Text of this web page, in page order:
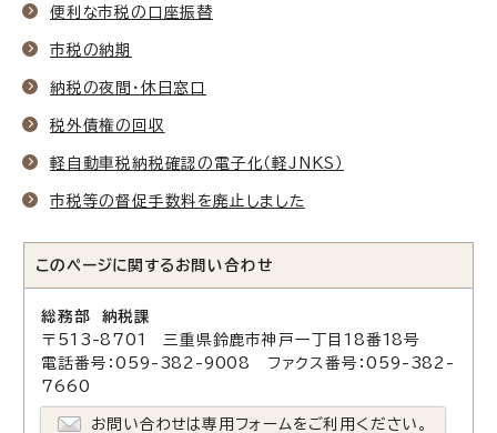
便利な市税の口座振替
市税の納期
納税の夜間・休日窓口
税外債権の回収
軽自動車税納税確認の電子化（軽JNKS）
市税等の督促手数料を廃止しました
このページに関する お問い合わせ
総務部 納税課
〒513-8701 三重県鈴鹿市神戸一丁目18番18号
電話番号：059-382-9008 ファクス番号：059-382-
7660
お問い合わせは専用フォームをご利用ください。